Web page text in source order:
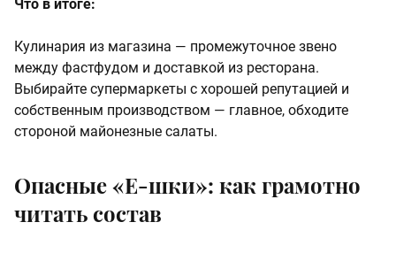
Что в итоге:
Кулинария из магазина — промежуточное звено
между фастфудом и доставкой из ресторана.
Выбирайте супермаркеты с хорошей репутацией и
собственным производством — главное, обходите
стороной майонезные салаты.
Опасные «Е-шки»: как грамотно
читать состав